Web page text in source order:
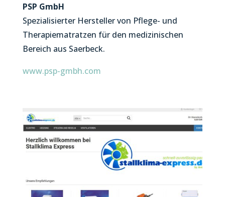
PSP GmbH
Spezialisierter Hersteller von Pflege- und
Therapiematratzen für den medizinischen
Bereich aus Saerbeck.
www.psp-gmbh.com